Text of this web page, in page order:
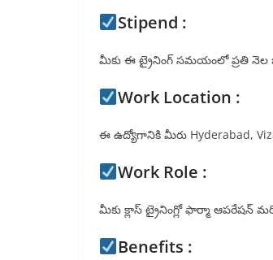
Stipend :
మీకు ఈ ట్రైనింగ్ సమయంలో ప్రతి నెల
Work Location :
ఈ ఉద్యోగానికి మీరు Hyderabad,
Work Role :
మీకు క్లాస్ ట్రైనింగ్లో ఫార్మా ఆపరేషన్
Benefits :